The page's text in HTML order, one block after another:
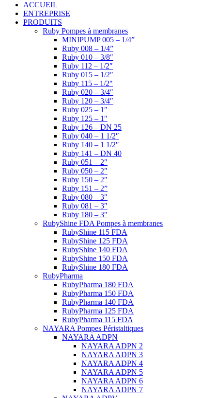
ACCUEIL
ENTREPRISE
PRODUITS
Ruby Pompes à membranes
MINIPUMP 005 – 1/4”
Ruby 008 – 1/4”
Ruby 010 – 3/8″
Ruby 112 – 1/2″
Ruby 015 – 1/2″
Ruby 115 – 1/2″
Ruby 020 – 3/4″
Ruby 120 – 3/4″
Ruby 025 – 1″
Ruby 125 – 1″
Ruby 126 – DN 25
Ruby 040 – 1 1/2″
Ruby 140 – 1 1/2″
Ruby 141 – DN 40
Ruby 051 – 2″
Ruby 050 – 2″
Ruby 150 – 2″
Ruby 151 – 2”
Ruby 080 – 3″
Ruby 081 – 3″
Ruby 180 – 3″
RubyShine FDA Pompes à membranes
RubyShine 115 FDA
RubyShine 125 FDA
RubyShine 140 FDA
RubyShine 150 FDA
RubyShine 180 FDA
RubyPharma
RubyPharma 180 FDA
RubyPharma 150 FDA
RubyPharma 140 FDA
RubyPharma 125 FDA
RubyPharma 115 FDA
NAYARA Pompes Péristaltiques
NAYARA ADPN
NAYARA ADPN 2
NAYARA ADPN 3
NAYARA ADPN 4
NAYARA ADPN 5
NAYARA ADPN 6
NAYARA ADPN 7